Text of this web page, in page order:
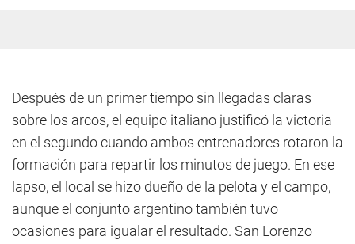
Después de un primer tiempo sin llegadas claras
sobre los arcos, el equipo italiano justificó la victoria
en el segundo cuando ambos entrenadores rotaron la
formación para repartir los minutos de juego. En ese
lapso, el local se hizo dueño de la pelota y el campo,
aunque el conjunto argentino también tuvo
ocasiones para igualar el resultado. San Lorenzo